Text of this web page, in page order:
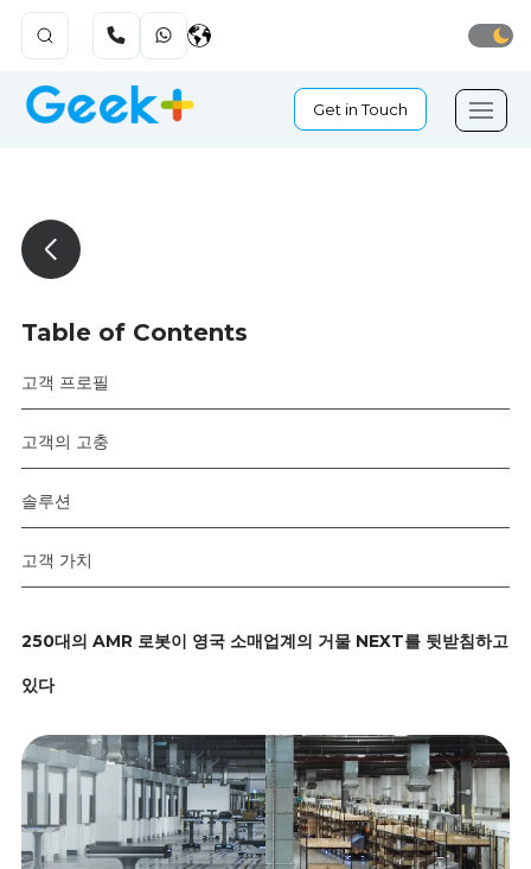
Get in Touch
Table of Contents
고객 프로필
고객의 고충
솔루션
고객 가치
250대의 AMR 로봇이 영국 소매업계의 거물 NEXT를 뒷받침하고
있다